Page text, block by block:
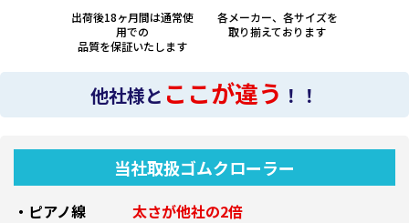
出荷後18ヶ月間は通常使
用での
品質を保証いたします
各メーカー、各サイズを
取り揃えております
他社様と ここが違う ！！
当社取扱ゴムクローラー
・ピアノ線
太さが他社の2倍